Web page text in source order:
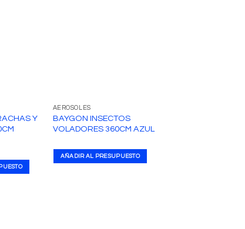
Y
AEROSOLES
BAYGON INSECTOS
VOLADORES 360CM AZUL
AÑADIR AL PRESUPUESTO